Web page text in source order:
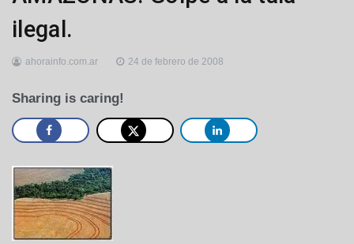
ilegal.
ahorainfo.com.ar 24 de febrero de 2008
Sharing is caring!